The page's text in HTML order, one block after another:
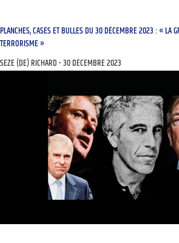
PLANCHES, CASES ET BULLES DU 30 DÉCEMBRE 2023 : « LA
TERRORISME »
SEZE (DE) RICHARD 30 DÉCEMBRE 2023